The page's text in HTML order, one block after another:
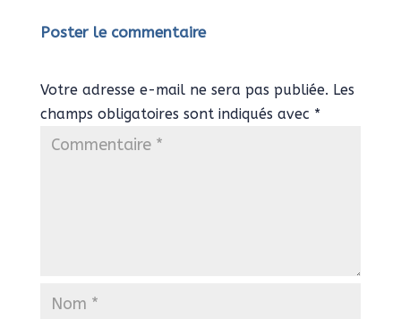
Poster le commentaire
Votre adresse e-mail ne sera pas publiée. Les
champs obligatoires sont indiqués avec *